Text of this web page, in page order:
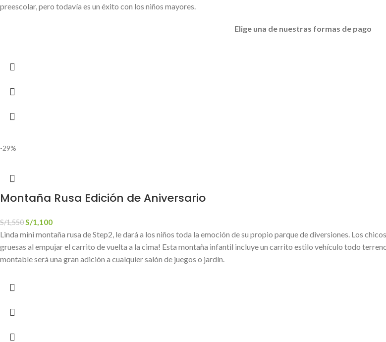
preescolar, pero todavía es un éxito con los niños mayores.
Elige una de nuestras formas de pago
-29%
Montaña Rusa Edición de Aniversario
S/1,550S/1,100
Linda mini montaña rusa de Step2, le dará a los niños toda la emoción de su propio parque de diversiones. Los
gruesas al empujar el carrito de vuelta a la cima! Esta montaña infantil incluye un carrito estilo vehículo todo
montable será una gran adición a cualquier salón de juegos o jardín.